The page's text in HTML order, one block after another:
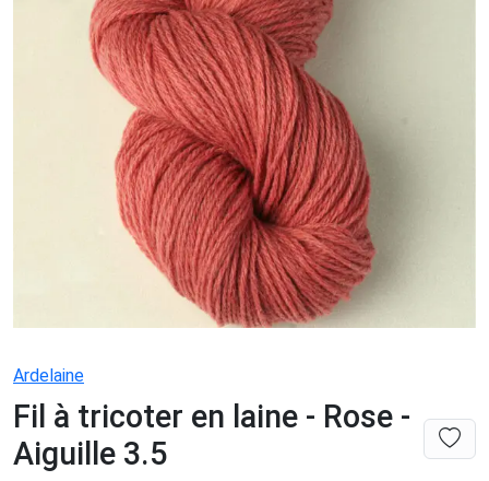
Ardelaine
Fil à tricoter en laine - Rose -
Aiguille 3.5